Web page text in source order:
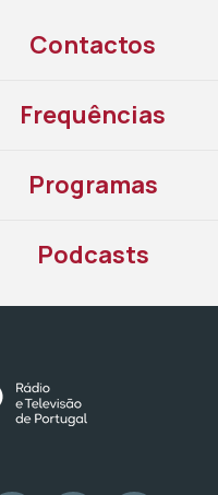
Contactos
Frequências
Programas
Podcasts